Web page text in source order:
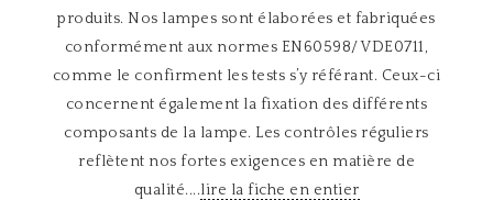
produits. Nos lampes sont élaborées et fabriquées
conformément aux normes EN60598/ VDE0711,
comme le confirment les tests s’y référant. Ceux-ci
concernent également la fixation des différents
composants de la lampe. Les contrôles réguliers
reflètent nos fortes exigences en matière de
qualité....lire la fiche en entier